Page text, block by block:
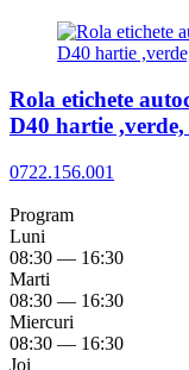
Rola etichete
D40 hartie
0722.156.001
Program
Luni
08:30 — 16:30
Marti
08:30 — 16:30
Miercuri
08:30 — 16:30
Joi